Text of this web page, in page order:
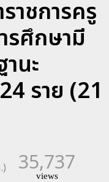
าชการครู
รศึกษามี
นะ
ราย (21
35,737
views